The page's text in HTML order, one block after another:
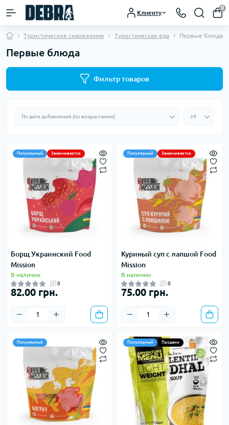
Клиенту
0
Туристическое снаряжение Туристическая еда Первые блюда
Первые блюда
Фильтр товаров
Популярный Заканчивается
Борщ Украинский Food
Mission
В наличии
0
82.00 грн.
Популярный Заканчивается
Куриный суп с лапшой Food
Mission
В наличии
0
75.00 грн.
Популярный Популярный Продано